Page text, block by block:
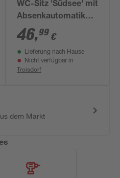
WC-Sitz 'Südsee' mit
Absenkautomatik
Duroplast
46,99 €
Lieferung nach Hause
Nicht verfügbar in
Troisdorf
dem Markt